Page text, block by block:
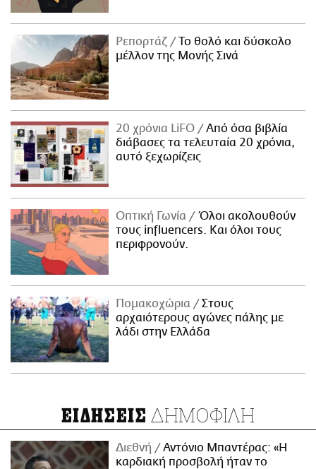
Ρεπορτάζ
Το θολό και δύσκολο
μέλλον της Μονής Σινά
20 χρόνια LiFO
Από όσα βιβλία
διάβασες τα τελευταία 20 χρόνια,
αυτό ξεχωρίζεις
Οπτική Γωνία
Όλοι ακολουθούν
τους influencers. Και όλοι τους
περιφρονούν.
Πομακοχώρια
Στους
αρχαιότερους αγώνες πάλης με
λάδι στην Ελλάδα
ΕΙΔΗΣΕΙΣ ΔΗΜΟΦΙΛΗ
Διεθνή
Αντόνιο Μπαντέρας: «Η
καρδιακή προσβολή ήταν το